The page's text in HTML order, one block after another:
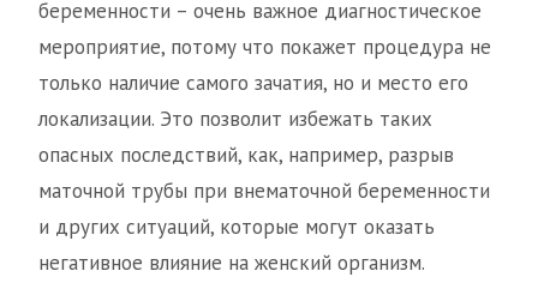
беременности – очень важное диагностическое
мероприятие, потому что покажет процедура не
только наличие самого зачатия, но и место его
локализации. Это позволит избежать таких
опасных последствий, как, например, разрыв
маточной трубы при внематочной беременности
и других ситуаций, которые могут оказать
негативное влияние на женский организм.